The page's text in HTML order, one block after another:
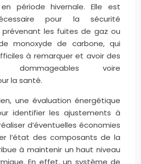
période hivernale. Elle est
pour la sécurité
les fuites de gaz ou
monoxyde de carbone, qui
à remarquer et avoir des
dommageables voire
la santé.
une évaluation énergétique
identifier les ajustements à
d’éventuelles économies
l’état des composants de la
à maintenir un haut niveau
En effet, un système de